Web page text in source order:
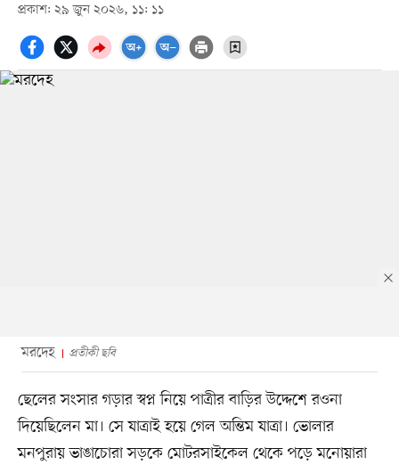
প্রকাশ: ২৯ জুন ২০২৬, ১১: ১১
মরদেহ প্রতীকী ছবি
ছেলের সংসার গড়ার স্বপ্ন নিয়ে পাত্রীর বাড়ির উদ্দেশে রওনা
দিয়েছিলেন মা। সে যাত্রাই হয়ে গেল অন্তিম যাত্রা। ভোলার
মনপুরায় ভাঙাচোরা সড়কে মোটরসাইকেল থেকে পড়ে মনোয়ারা